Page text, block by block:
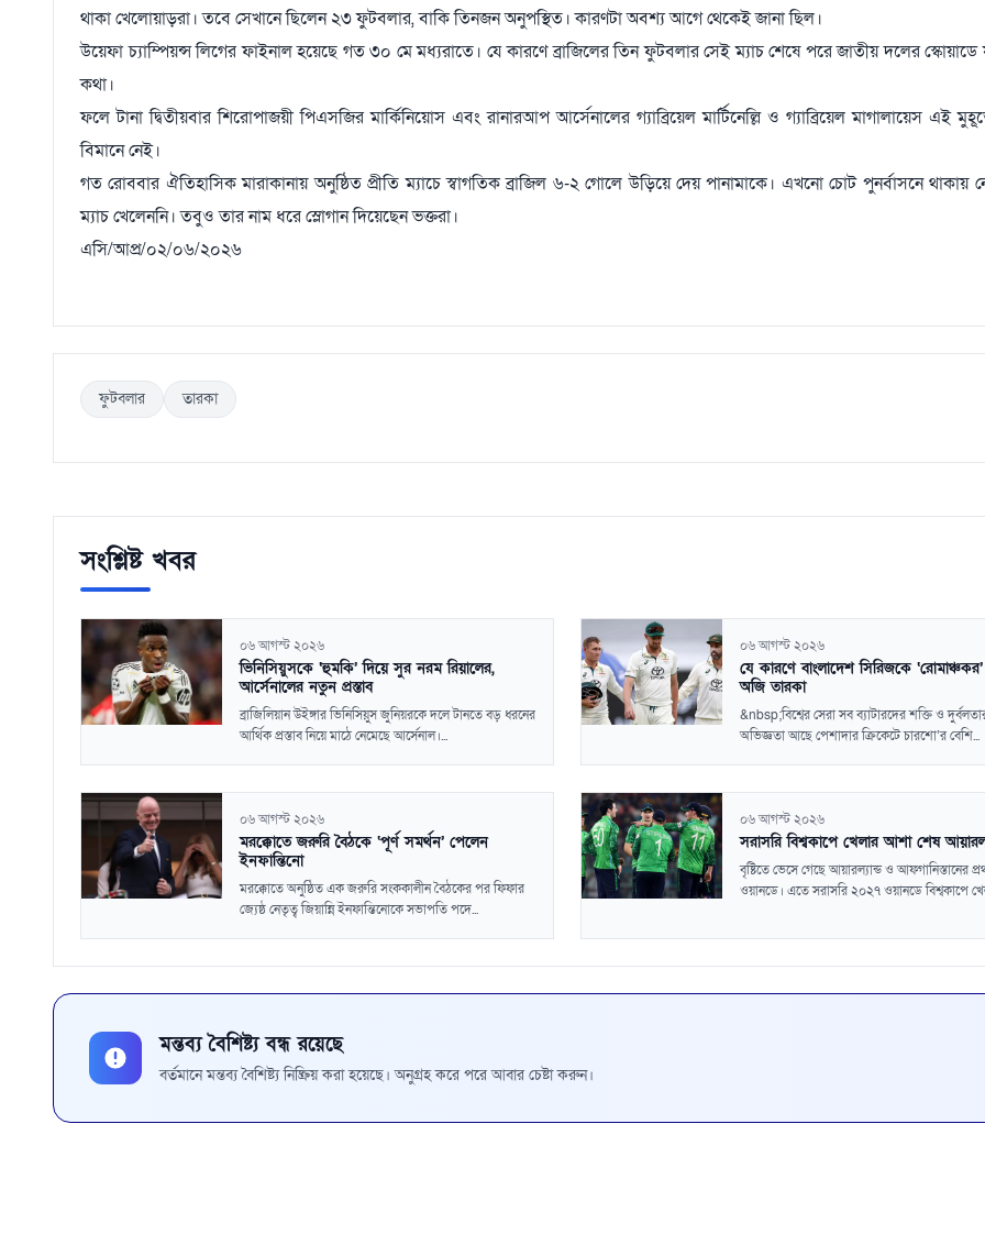
থাকা খেলোয়াড়রা। তবে সেখানে ছিলেন ২৩ ফুটবলার, বাকি তিনজন অনুপস্থিত। কারণটা অবশ্য আগে থেকেই জানা ছিল।
উয়েফা চ্যাম্পিয়ন্স লিগের ফাইনাল হয়েছে গত ৩০ মে মধ্যরাতে। যে কারণে ব্রাজিলের তিন ফুটবলার সেই ম্যাচ শেষে পরে জাতীয় দলের স্কোয়াডে
কথা।
ফলে টানা দ্বিতীয়বার শিরোপাজয়ী পিএসজির মার্কিনিয়োস এবং রানারআপ আর্সেনালের গ্যাব্রিয়েল মার্টিনেল্লি ও গ্যাব্রিয়েল মাগালায়েস এই
বিমানে নেই।
গত রোববার ঐতিহাসিক মারাকানায় অনুষ্ঠিত প্রীতি ম্যাচে স্বাগতিক ব্রাজিল ৬-২ গোলে উড়িয়ে দেয় পানামাকে। এখনো চোট পুনর্বাসনে থাকায়
ম্যাচ খেলেননি। তবুও তার নাম ধরে স্লোগান দিয়েছেন ভক্তরা।
এসি/আপ্র/০২/০৬/২০২৬
ফুটবলার তারকা
সংশ্লিষ্ট খবর
০৬ আগস্ট ২০২৬
ভিনিসিয়ুসকে ‘হুমকি’ দিয়ে সুর নরম রিয়ালের,
আর্সেনালের নতুন প্রস্তাব
ব্রাজিলিয়ান উইঙ্গার ভিনিসিয়ুস জুনিয়রকে দলে টানতে বড় ধরনের
আর্থিক প্রস্তাব নিয়ে মাঠে নেমেছে আর্সেনাল।...
০৬ আগস্ট ২০২৬
যে কারণে বাংলাদেশ সিরিজকে
অজি তারকা
&nbsp;বিশ্বের সেরা সব ব্যাটারদের শক্তি ও
অভিজ্ঞতা আছে পেশাদার ক্রিকেটে চারশো’র বেশি...
০৬ আগস্ট ২০২৬
মরক্কোতে জরুরি বৈঠকে ‘পূর্ণ সমর্থন’ পেলেন
ইনফান্তিনো
মরক্কোতে অনুষ্ঠিত এক জরুরি সংককালীন বৈঠকের পর ফিফার
জ্যেষ্ঠ নেতৃত্ব জিয়ান্নি ইনফান্তিনোকে সভাপতি পদে...
০৬ আগস্ট ২০২৬
সরাসরি বিশ্বকাপে খেলার আশা শেষ
বৃষ্টিতে ভেসে গেছে আয়ারল্যান্ড ও আফগানিস্তানের
ওয়ানডে। এতে সরাসরি ২০২৭ ওয়ানডে বিশ্বকাপে
মন্তব্য বৈশিষ্ট্য বন্ধ রয়েছে
বর্তমানে মন্তব্য বৈশিষ্ট্য নিষ্ক্রিয় করা হয়েছে। অনুগ্রহ করে পরে আবার চেষ্টা করুন।